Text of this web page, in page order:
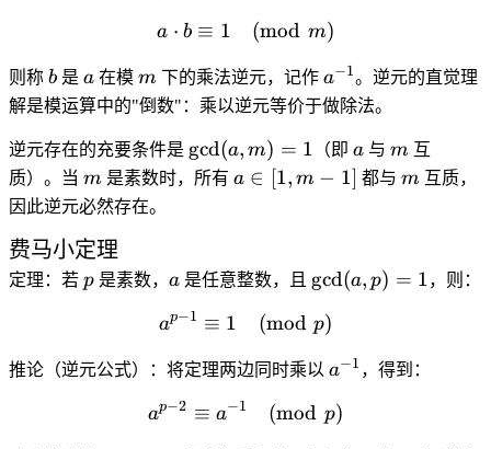
a \cdot b \equiv 1
a ⋅ b ≡ 1 (mod m)
则称 b
b 是 a
a 在模 m
m 下的乘法逆元，记作 a^{-1}
a−1。逆元的直觉理
解是模运算中的"倒数"：乘以逆元等价于做除法。
逆元存在的充要条件是 \gcd(a,
m) = 1
gcd(a, m) = 1 （即a
a 与m
m 互
质）。当 m
m 是素数时，所有 a
1]
a ∈ [1, m − 1] 都与 m
m互质，
因此逆元必然存在。
费马小定理
定理 ：若 p
p 是素数， a
a 是任意整数，且 \gcd(a,
gcd(a, p) = 1，则：
a^{p-1} \equiv 1
ap−1 ≡ 1 (mod p)
推论 （逆元公式）：将定理两边同时乘以 a^{-1}
a−1 ，得到：
a^{p-2} \equiv a^{-1}
ap−2 ≡ a−1 (mod p)